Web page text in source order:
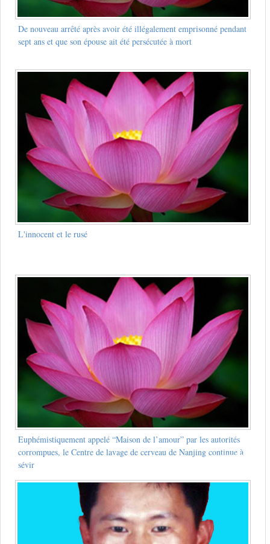
De nouveau arrêté après avoir été illégalement emprisonné pendant
sept ans et que son épouse ait été persécutée à mort
L'innocent et le rusé
Euphémistiquement appelé “Maison de l’amour” par les autorités
corrompues, le Centre de lavage de cerveau de Nanjing continue à
sévir